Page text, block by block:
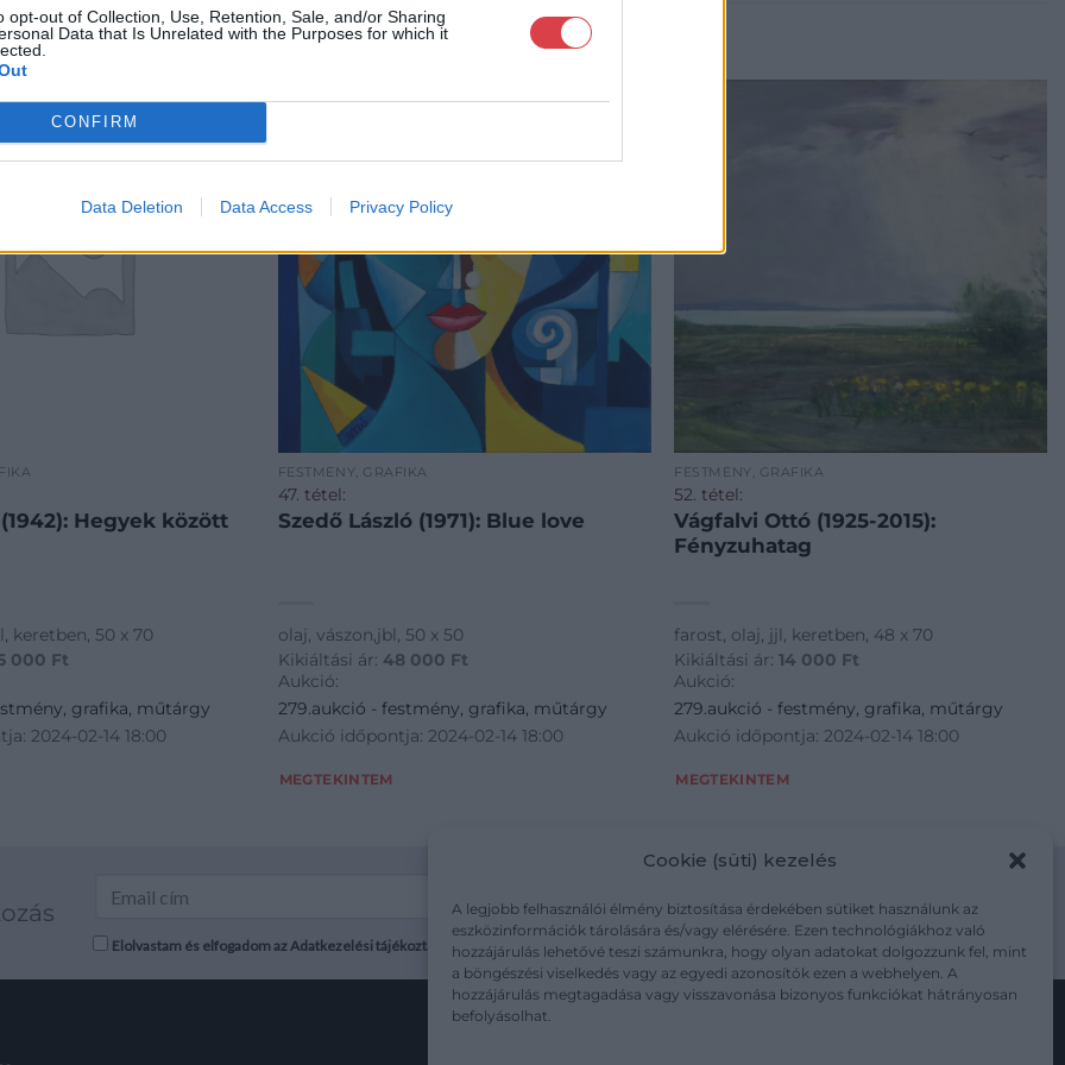
opt-out of Collection, Use, Retention, Sale, and/or Sharing
Data that Is Unrelated with the Purposes for which it
CONFIRM
Data Deletion Data Access Privacy Policy
Cookie (süti) kezelés
A legjobb felhasználói élmény biztosítása érdekében sütiket használunk az
eszközinformációk tárolására és/vagy elérésére. Ezen technológiákhoz való
hozzájárulás lehetővé teszi számunkra, hogy olyan adatokat dolgozzunk fel, mint
a böngészési viselkedés vagy az egyedi azonosítók ezen a webhelyen. A
hozzájárulás megtagadása vagy visszavonása bizonyos funkciókat hátrányosan
befolyásolhat.
Hegyek között
keretben, 50 x 70
000 Ft
grafika, műtárgy
2024-02-14 18:00
FESTMÉNY, GRAFIKA
47. tétel:
Szedő László (1971): Blue love
olaj, vászon,jbl, 50 x 50
Kikiáltási ár: 48 000 Ft
Aukció:
279.aukció - festmény, grafika, műtárgy
Aukció időpontja: 2024-02-14 18:00
MEGTEKINTEM
FESTMÉNY, GRAFIKA
52. tétel:
Vágfalvi Ottó (1925-2015):
Fényzuhatag
farost, olaj, jjl, keretben, 48 x 70
Kikiáltási ár:14 000 Ft
Aukció:
279.aukció - festmény, grafika, műtárgy
Aukció időpontja: 2024-02-14 18:00
MEGTEKINTEM
Elolvastam és elfogadom az Adatkezelési tájékoztatót: mutargy.com/adatkezelesi-tajekoztato/